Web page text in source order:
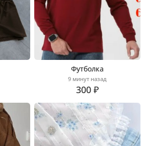
Футболка
9 минут назад
300 ₽